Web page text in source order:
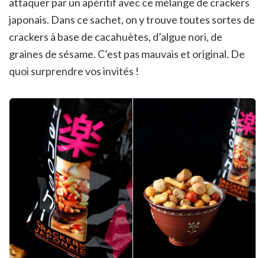
japonais. Dans ce sachet, on y trouve toutes sortes de
crackers à base de cacahuètes, d’algue nori, de
graines de sésame. C’est pas mauvais et original. De
quoi surprendre vos invités !